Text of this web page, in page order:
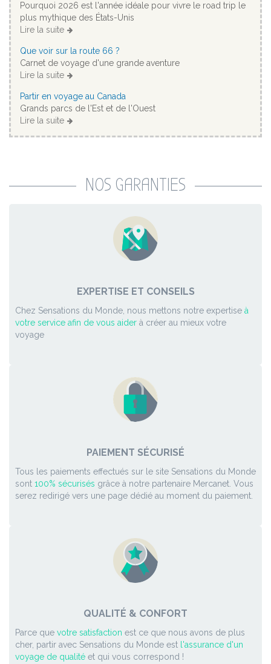
Pourquoi 2026 est l'année idéale pour vivre le road trip le
plus mythique des États-Unis
Lire la suite
Que voir sur la route 66 ?
Carnet de voyage d'une grande aventure
Lire la suite
Partir en voyage au Canada
Grands parcs de l'Est et de l'Ouest
Lire la suite
NOS GARANTIES
EXPERTISE ET CONSEILS
Chez Sensations du Monde, nous mettons notre expertise à
votre service afin de vous aider à créer au mieux votre
voyage
PAIEMENT SÉCURISÉ
Tous les paiements effectués sur le site Sensations du Monde
sont 100% sécurisés grâce à notre partenaire Mercanet. Vous
serez redirigé vers une page dédié au moment du paiement.
QUALITÉ & CONFORT
Parce que votre satisfaction est ce que nous avons de plus
cher, partir avec Sensations du Monde est l'assurance d'un
voyage de qualité et qui vous correspond !